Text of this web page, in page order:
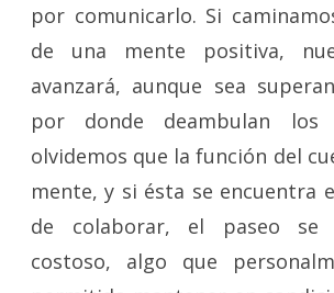
por comunicarlo. Si
de una mente positiva,
avanzará, aunque sea
por donde deambulan los
olvidemos que la función del
mente, y si ésta se encuentra
de colaborar, el paseo se
costoso, algo que